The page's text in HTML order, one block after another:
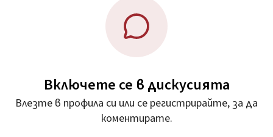
Включете се в дискусията
Влезте в профила си или се регистрирайте, за да
коментирате.